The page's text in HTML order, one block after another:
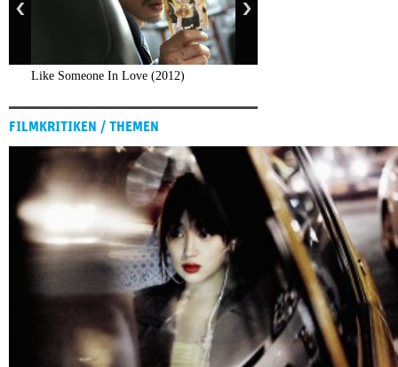
Like Someone In Love (2012)
FILMKRITIKEN / THEMEN